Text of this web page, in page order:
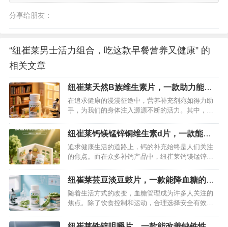
分享给朋友：
“纽崔莱男士活力组合，吃这款早餐营养又健康” 的
相关文章
纽崔莱天然B族维生素片，一款助力能量
代谢协助肝脏解毒的产品
在追求健康的漫漫征途中，营养补充剂宛如得力助
手，为我们的身体注入源源不断的活力。其中，纽
健康追求者的心头好。它不仅在助力能量代谢方面
表现卓越，还在协助肝脏解毒领域发挥着关键作
用。…
纽崔莱钙镁锰锌铜维生素d片，一款能补
充钙质的保健品
追求健康生活的道路上，钙的补充始终是人们关注
的焦点。而在众多补钙产品中，纽崔莱钙镁锰锌铜
效，为不同人群的健康保驾护航。接下来，让我们
一同深入了解这款营养补充剂的神奇之处。…
纽崔莱芸豆淡豆鼓片，一款能降血糖的保
健品
随着生活方式的改变，血糖管理成为许多人关注的
焦点。除了饮食控制和运动，合理选择安全有效的
凭借独特的成分与科学原理，成为众多关注血糖健